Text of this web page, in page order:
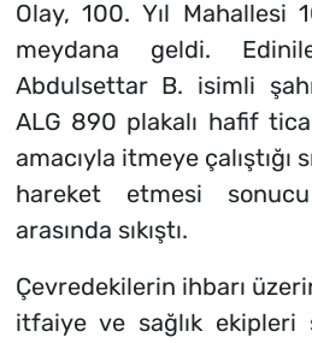
Olay, 100. Yıl Mahallesi
meydana geldi.
Abdulsettar B. isimli
ALG 890 plakalı hafif
amacıyla itmeye çalıştığı
hareket etmesi
arasında sıkıştı.
Çevredekilerin ihbarı
itfaiye ve sağlık